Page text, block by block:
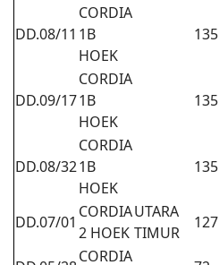
DD.08/11
CORDIA
1B
HOEK
135
DD.09/17
CORDIA
1B
HOEK
135
DD.08/32
CORDIA
1B
HOEK
135
DD.07/01
CORDIA
2 HOEK
UTARA
TIMUR
127
CORDIA